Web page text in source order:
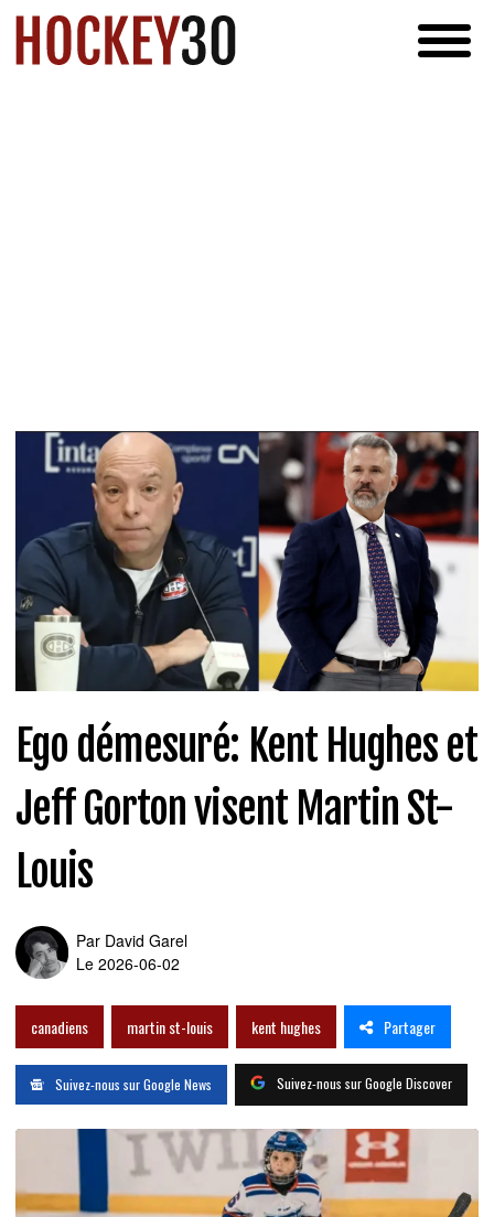
Ego démesuré: Kent Hughes et
Jeff Gorton visent Martin St-
Louis
Par David Garel
Le 2026-06-02
canadiens martin st-louis kent hughes Partager
Suivez-nous sur Google News Suivez-nous sur Google Discover